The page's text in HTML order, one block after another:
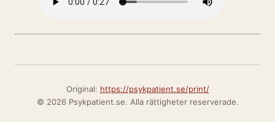
Original: https://psykpatient.se/print/
© 2026 Psykpatient.se. Alla rättigheter reserverade.